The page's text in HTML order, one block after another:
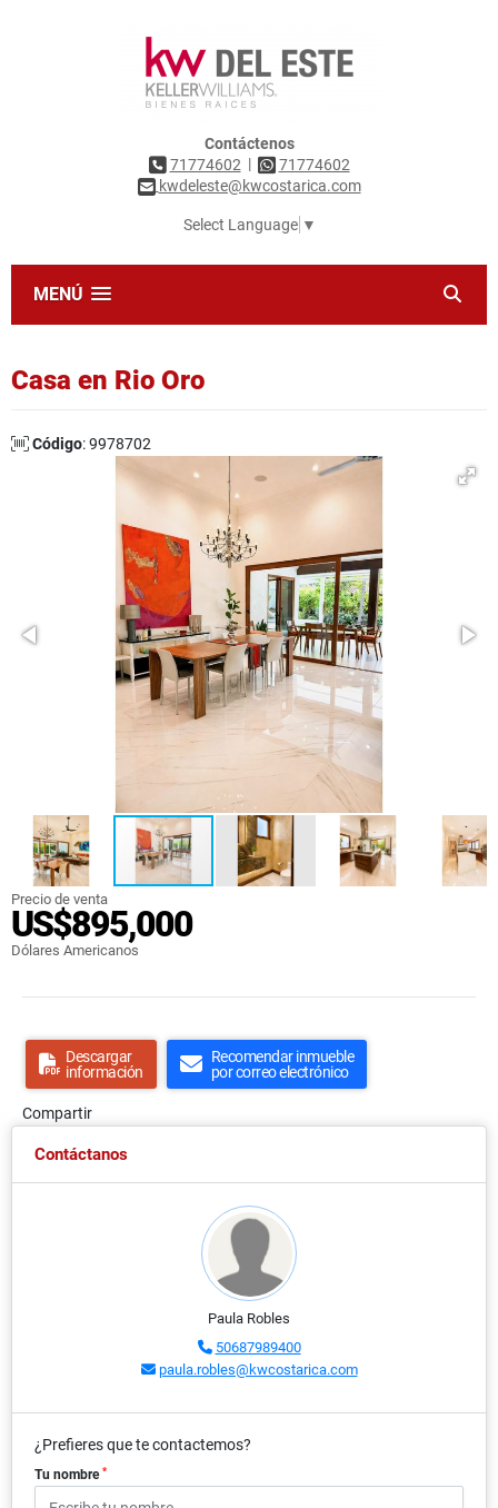
Contáctenos
71774602 |
71774602
kwdeleste@kwcostarica.com
Select Language ▼
MENÚ
Casa en Rio Oro
Código: 9978702
Precio de venta
US$895,000
Dólares Americanos
Descargar
información
Recomendar inmueble
por correo electrónico
Compartir
Contáctanos
Paula Robles
50687989400
paula.robles@kwcostarica.com
¿Prefieres que te contactemos?
Tu nombre *